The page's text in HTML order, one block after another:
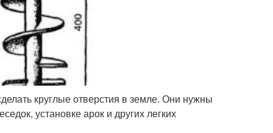
круглые отверстия в земле. Они нужны
установке арок и других легких